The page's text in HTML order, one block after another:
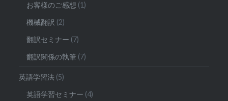
お客様のご感想 (1)
機械翻訳 (2)
翻訳セミナー (7)
翻訳関係の執筆 (7)
英語学習法 (5)
英語学習セミナー (4)